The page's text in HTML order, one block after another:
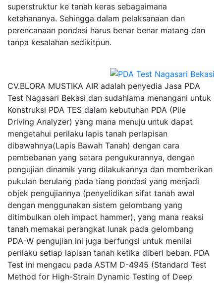
superstruktur ke tanah keras sebagaimana
ketahananya. Sehingga dalam pelaksanaan dan
perencanaan pondasi harus benar benar matang dan
tanpa kesalahan sedikitpun.
CV.BLORA MUSTIKA AIR adalah penyedia Jasa PDA
Test Nagasari Bekasi dan sudahlama menangani untuk
Konstruksi PDA TES dalam kebutuhan PDA (Pile
Driving Analyzer) yang mana menuju untuk dapat
mengetahui perilaku lapis tanah perlapisan
dibawahnya(Lapis Bawah Tanah) dengan cara
pembebanan yang setara pengukurannya, dengan
pengujian dinamik yang dilakukannya dan memberikan
pukulan berulang pada tiang pondasi yang menjadi
objek pengujiannya (penyelidikan sifat tanah awal
dengan menggunakan sistem gelombang yang
ditimbulkan oleh impact hammer), yang mana reaksi
tanah memakai perangkat lunak pada gelombang
PDA-W pengujian ini juga berfungsi untuk menilai
perilaku setiap lapisan tanah ketika diberi beban. PDA
Test ini mengacu pada ASTM D-4945 (Standard Test
Method for High-Strain Dynamic Testing of Deep